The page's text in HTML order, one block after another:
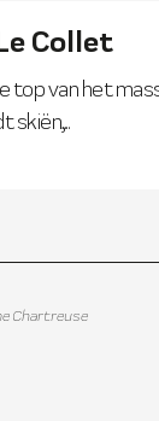
Collet
top van het
skiën,...
Chartreuse